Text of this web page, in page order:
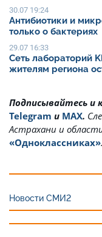
30.07 19:24
Антибиотики и
только о бактериях
29.07 16:33
Сеть лабораторий
жителям региона
Подписывайтесь и
Telegram и MAX.
Астрахани и
«Одноклассниках»
Новости СМИ2